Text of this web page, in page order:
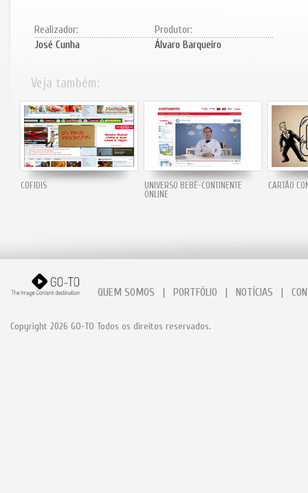
Realizador:
José Cunha
Produtor:
Álvaro Barqueiro
Veja também:
COFIDIS
UNIVERSO BEBÉ-CONTINENTE
ONLINE
CARTÃO
QUEM SOMOS | PORTFÓLIO | NOTÍCIAS |
Copyright 2026 GO-TO Todos os direitos reservados.